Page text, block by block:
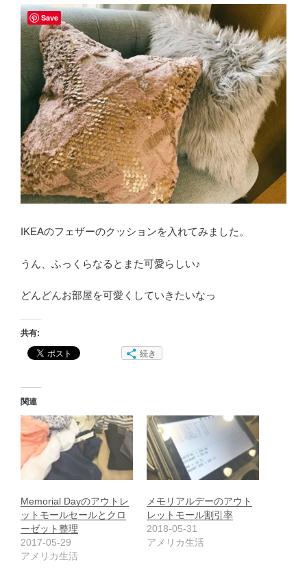
IKEAのフェザーのクッションを入れてみました。
うん、ふっくらなるとまた可愛らしい♪
どんどんお部屋を可愛くしていきたいなっ
共有:
続き
関連
Memorial Dayのアウトレ
ットモールセールとクロ
ーゼット整理
2017-05-29
アメリカ生活
メモリアルデーのアウト
レットモール割引率
2018-05-31
アメリカ生活
Save